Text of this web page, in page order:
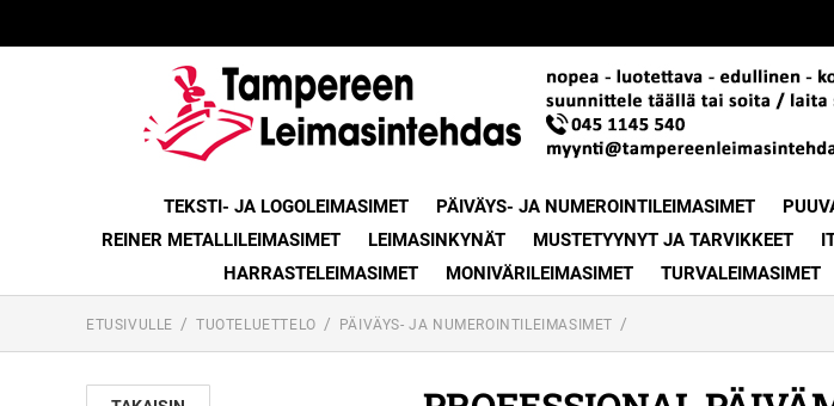
TEKSTI- JA LOGOLEIMASIMET PÄIVÄYS- JA NUMEROINTILEIMASIMET
REINER METALLILEIMASIMET
LEIMASINKYNÄT MUSTETYYNYT JA TARVIKKEET
HARRASTELEIMASIMET
MONIVÄRILEIMASIMET TURVALEIMASIMET
ETUSIVULLE TUOTELUETTELO PÄIVÄYS- JA NUMEROINTILEIMASIMET